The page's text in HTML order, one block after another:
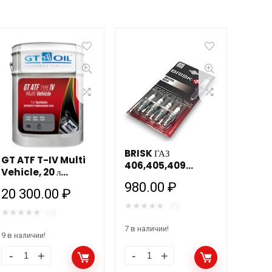
GT ATF T-IV Multi
Vehicle, 20 л
жидкость
20 300.00₽
★ ★ ★ ★ ★
9 в наличии!
BRISK ГАЗ
406,405,409
0,7мм/ ключ 16мм
DR17YС 4шт.
980.00 ₽
★ ★ ★ ★ ★
7 в наличии!